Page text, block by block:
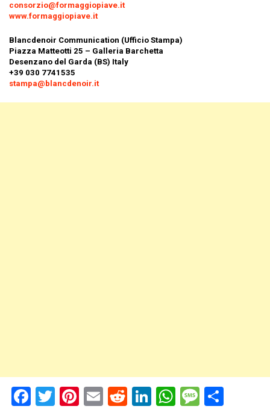
consorzio@formaggiopiave.it
www.formaggiopiave.it
Blancdenoir Communication (Ufficio Stampa)
Piazza Matteotti 25 – Galleria Barchetta
Desenzano del Garda (BS) Italy
+39 030 7741535
stampa@blancdenoir.it
Facebook
TwitterPinterest
EmailRedditLinkedIn
WhatsApp